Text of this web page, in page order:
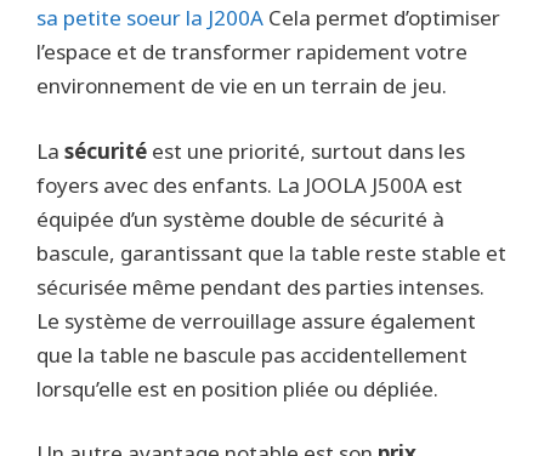
sa petite soeur la J200A Cela permet d’optimiser
l’espace et de transformer rapidement votre
environnement de vie en un terrain de jeu.
La sécurité est une priorité, surtout dans les
foyers avec des enfants. La JOOLA J500A est
équipée d’un système double de sécurité à
bascule, garantissant que la table reste stable et
sécurisée même pendant des parties intenses.
Le système de verrouillage assure également
que la table ne bascule pas accidentellement
lorsqu’elle est en position pliée ou dépliée.